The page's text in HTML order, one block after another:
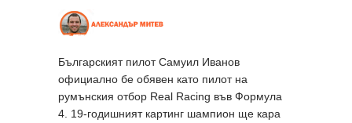
Българският пилот Самуил Иванов
официално бе обявен като пилот на
румънския отбор Real Racing във Формула
4. 19-годишният картинг шампион ще кара